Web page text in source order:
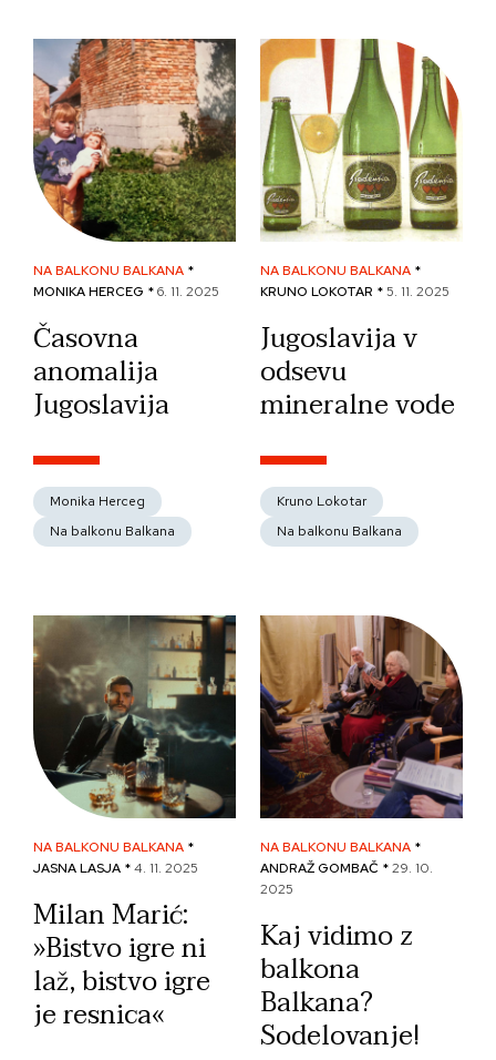
NA BALKONU BALKANA *
MONIKA HERCEG *6. 11. 2025
Časovna
anomalija
Jugoslavija
Monika Herceg
Na balkonu Balkana
NA BALKONU BALKANA *
KRUNO LOKOTAR *5. 11. 2025
Jugoslavija v
odsevu
mineralne vode
Kruno Lokotar
Na balkonu Balkana
NA BALKONU BALKANA *
JASNA LASJA *4. 11. 2025
Milan Marić:
»Bistvo igre ni
laž, bistvo igre
je resnica«
NA BALKONU BALKANA *
ANDRAŽ GOMBAČ *29. 10.
2025
Kaj vidimo z
balkona
Balkana?
Sodelovanje!